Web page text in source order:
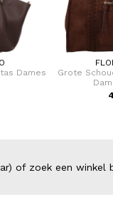
Dames
Grote
of zoek een winkel